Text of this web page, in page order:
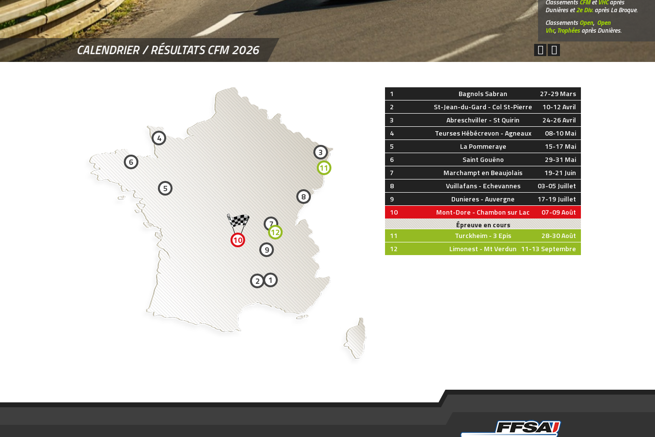
ClassementsCFMetVHCaprès
Dunières et2e Div. après La Broque.
ClassementsOpen, Open
Vhc, Trophéesaprès Dunières.
CALENDRIER / RÉSULTATS CFM 2026
1
2
3
4
5
6
7
8
9
10
11
12
1 Bagnols Sabran
27-29 Mars
2
St-Jean-du-Gard - Col St-Pierre
10-12 Avril
3
Abreschviller - St Quirin
24-26 Avril
4
Teurses Hébécrevon - Agneaux
08-10 Mai
5
La Pommeraye
15-17 Mai
6
Saint Gouëno
29-31 Mai
7
Marchampt en Beaujolais
19-21 Juin
8
Vuillafans - Echevannes
03-05 Juillet
9
Dunieres - Auvergne
17-19 Juillet
10
Mont-Dore - Chambon sur Lac
07-09 Août
Épreuve en cours
11
Turckheim - 3 Epis
28-30 Août
12
Limonest - Mt Verdun 11-13 Septembre